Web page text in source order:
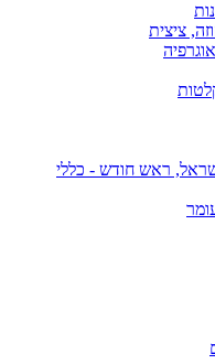
ציצית
ראש חודש - כללי